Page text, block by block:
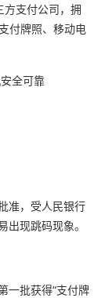
方支付公司，拥
付牌照、移动电
准，受人民银行
现跳码现象。
一批获得“支付牌